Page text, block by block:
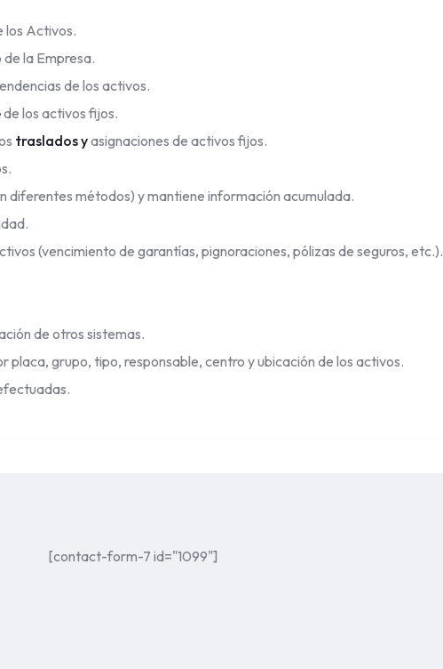
los Activos.
la Empresa.
de los activos.
de los activos fijos.
traslados yasignaciones de activos fijos.
diferentes métodos) y mantiene información acumulada.
(vencimiento de garantías, pignoraciones, pólizas de seguros, etc.).
de otros sistemas.
placa, grupo, tipo, responsable, centro y ubicación de los activos.
[contact-form-7 id="1099"]